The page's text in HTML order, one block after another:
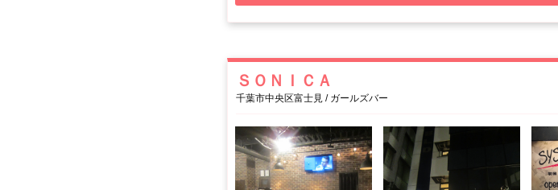
ＳＯＮＩＣＡ
千葉市中央区富士見 / ガールズバー